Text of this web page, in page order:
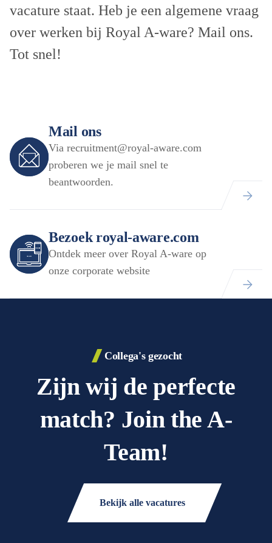
vacature staat. Heb je een algemene vraag
over werken bij Royal A-ware? Mail ons.
Tot snel!
Mail ons
Via recruitment@royal-aware.com
proberen we je mail snel te
beantwoorden.
Bezoek royal-aware.com
Ontdek meer over Royal A-ware op
onze corporate website
Collega's gezocht
Zijn wij de perfecte
match? Join the A-
Team!
Bekijk alle vacatures